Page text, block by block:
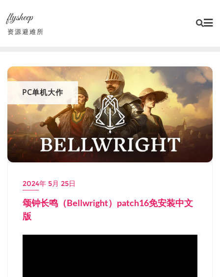
content
flysheep
资源避难所
PC单机大作
2024年 5月 25日
颂钟长鸣（Bellwright）patch16免安装中文
版